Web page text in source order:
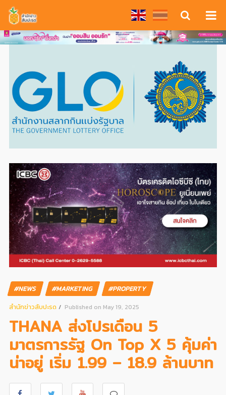
#NEWS #MARKETING
#PROPERTY
สํานักข่าวสับปะรด
Published on May 19, 2025
THANA ส่งโปรเดือน 5
มาตรการรัฐ On Top X 5 คุ้มค่า
น่าอยู่ เริ่ม 1.99 – 18.9 ล้านบาท